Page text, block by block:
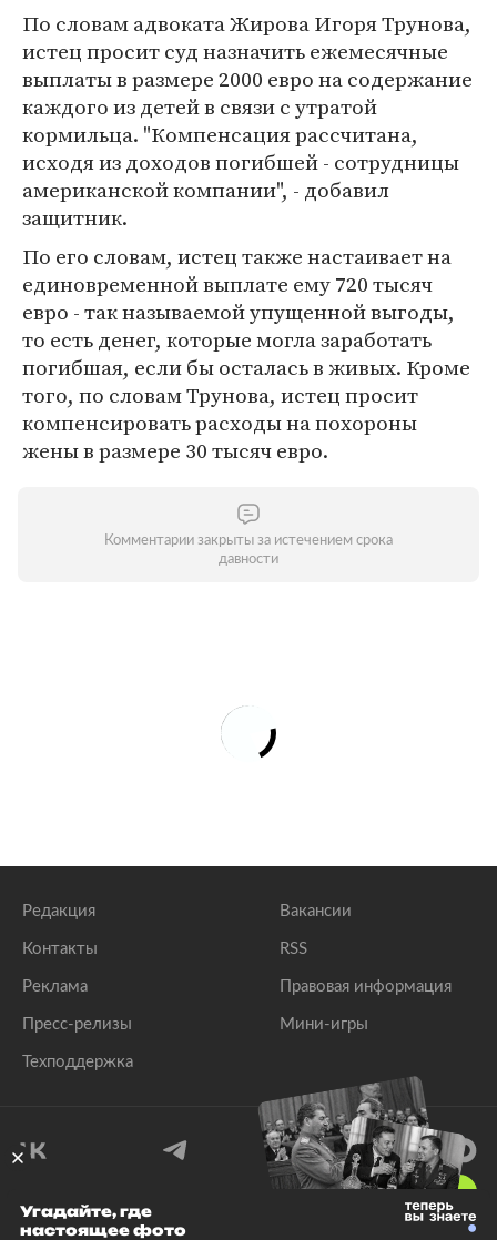
По словам адвоката Жирова Игоря Трунова,
истец просит суд назначить ежемесячные
выплаты в размере 2000 евро на содержание
каждого из детей в связи с утратой
кормильца. "Компенсация рассчитана,
исходя из доходов погибшей - сотрудницы
американской компании", - добавил
защитник.
По его словам, истец также настаивает на
единовременной выплате ему 720 тысяч
евро - так называемой упущенной выгоды,
то есть денег, которые могла заработать
погибшая, если бы осталась в живых. Кроме
того, по словам Трунова, истец просит
компенсировать расходы на похороны
жены в размере 30 тысяч евро.
Комментарии закрыты за истечением срока
давности
Редакция
Контакты
Реклама
Пресс-релизы
Техподдержка
Вакансии
RSS
Правовая информация
Мини-игры
© 1999–2026 Все права защищены.
Угадайте, где
настоящее фото